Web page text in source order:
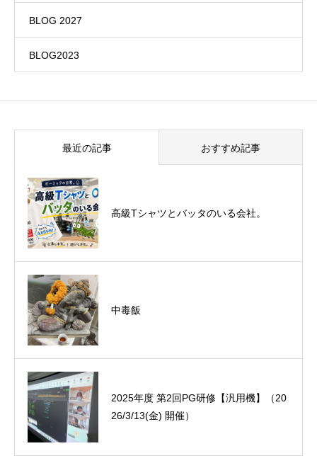
BLOG 2027
BLOG2023
最近の記事 おすすめ記事
高級Tシャツとバッタのいる会社。
中毒飯
2025年度 第2回PG研修【汎用機】（20
26/3/13(金) 開催）
た！（秋保温泉）
オーミック2022年4月入社式